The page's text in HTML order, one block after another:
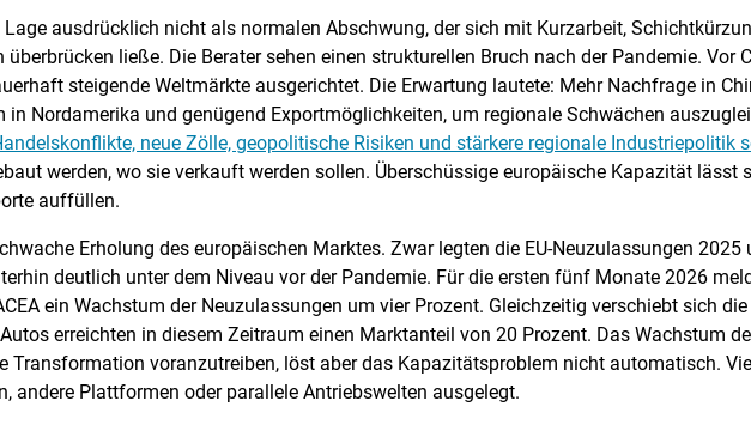
Lage ausdrücklich nicht als normalen Abschwung, der sich mit Kurzarbeit,
ließe. Die Berater sehen einen strukturellen Bruch nach der Pandemie. Vor
steigende Weltmärkte ausgerichtet. Die Erwartung lautete: Mehr Nachfrage in
in Nordamerika und genügend Exportmöglichkeiten, um regionale Schwächen
neue Zölle, geopolitische Risiken und stärkere regionale Industriepolitik
werden, wo sie verkauft werden sollen. Überschüssige europäische Kapazität lässt
auffüllen.
Erholung des europäischen Marktes. Zwar legten die EU-Neuzulassungen 2025
deutlich unter dem Niveau vor der Pandemie. Für die ersten fünf Monate 2026
ein Wachstum der Neuzulassungen um vier Prozent. Gleichzeitig verschiebt sich
erreichten in diesem Zeitraum einen Marktanteil von 20 Prozent. Das Wachstum
Transformation voranzutreiben, löst aber das Kapazitätsproblem nicht automatisch.
andere Plattformen oder parallele Antriebswelten ausgelegt.